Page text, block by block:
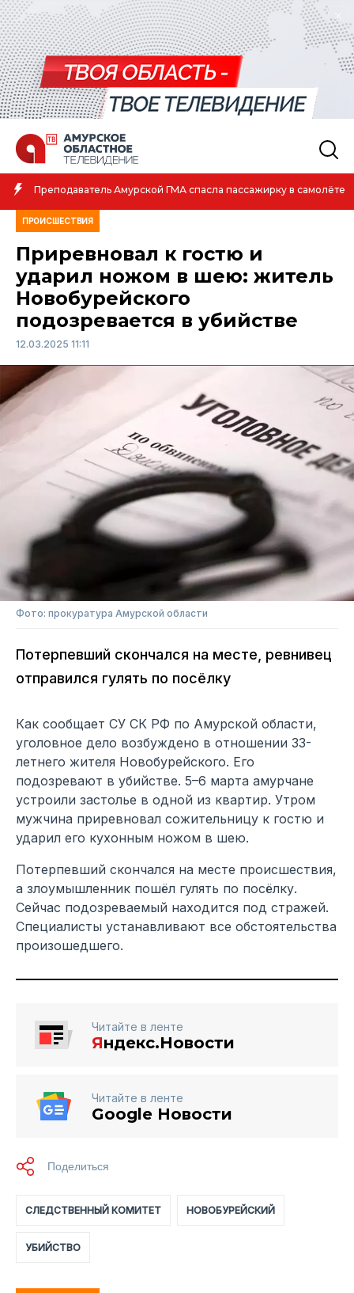
Амурской ГМА спасла пассажирку в самолёте
Амурская
атлетике
ПРОИСШЕСТВИЯ
Приревновал к гостю и
ударил ножом в шею: житель
Новобурейского
подозревается в убийстве
12.03.2025 11:11
Фото: прокуратура Амурской области
Потерпевший скончался на месте, ревнивец
отправился гулять по посёлку
Как сообщает СУ СК РФ по Амурской области,
уголовное дело возбуждено в отношении 33-
летнего жителя Новобурейского. Его
подозревают в убийстве. 5–6 марта амурчане
устроили застолье в одной из квартир. Утром
мужчина приревновал сожительницу к гостю и
ударил его кухонным ножом в шею.
Потерпевший скончался на месте происшествия,
а злоумышленник пошёл гулять по посёлку.
Сейчас подозреваемый находится под стражей.
Специалисты устанавливают все обстоятельства
произошедшего.
Читайте в ленте
Яндекс.Новости
Читайте в ленте
Google Новости
СЛЕДСТВЕННЫЙ КОМИТЕТ НОВОБУРЕЙСКИЙ
УБИЙСТВО